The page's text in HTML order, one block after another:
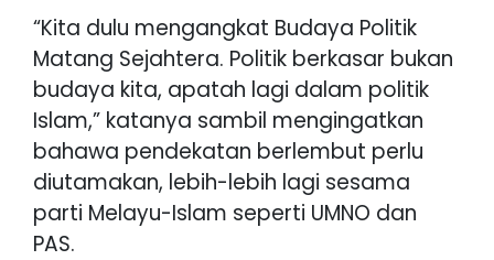
“Kita dulu mengangkat Budaya Politik
Matang Sejahtera. Politik berkasar bukan
budaya kita, apatah lagi dalam politik
Islam,” katanya sambil mengingatkan
bahawa pendekatan berlembut perlu
diutamakan, lebih-lebih lagi sesama
parti Melayu-Islam seperti UMNO dan
PAS.